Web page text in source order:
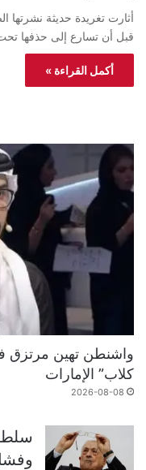
أثارت تغريدة حديثة
قبل أن تسارع إلى حذفها
أكمل القراءة »
واشنطن تهين مرتزق
كلاب” الإمارات
2026-08-08